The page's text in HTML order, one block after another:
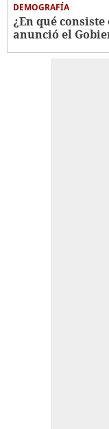
DEMOGRAFÍA
¿En qué
anunció el